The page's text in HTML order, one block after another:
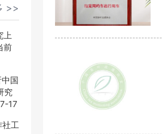
>>
上
前
国
究
17
社工